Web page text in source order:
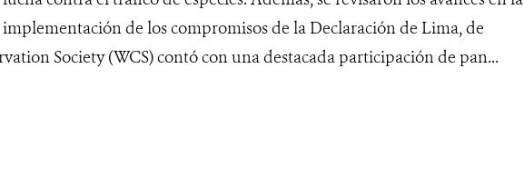
implementación de los compromisos de la Declaración de Lima, de
Society (WCS) contó con una destacada participación de pan...